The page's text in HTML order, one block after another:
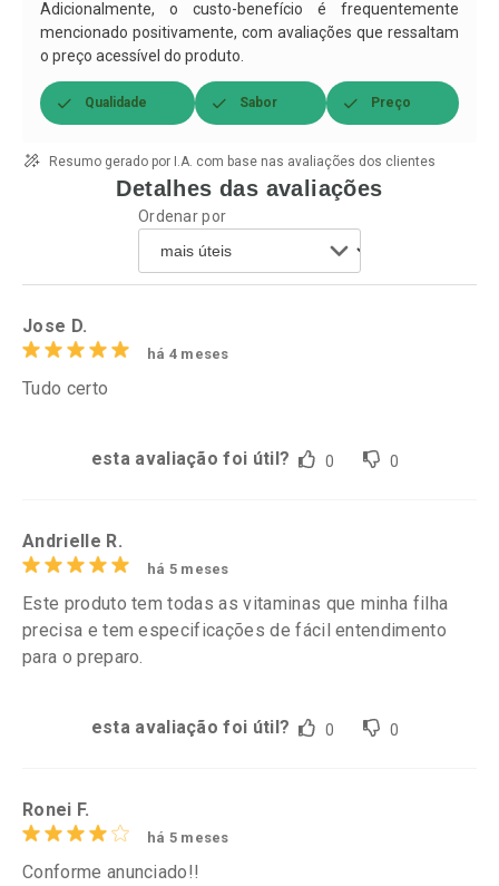
Adicionalmente, o custo-benefício é frequentemente
mencionado positivamente, com avaliações que ressaltam
o preço acessível do produto.
Qualidade Sabor Preço
Resumo gerado por I.A. com base nas avaliações dos clientes
Detalhes das avaliações
Ordenar por
Jose D.
há 4 meses
Tudo certo
esta avaliação foi útil? 0 0
Andrielle R.
há 5 meses
Este produto tem todas as vitaminas que minha filha
precisa e tem especificações de fácil entendimento
para o preparo.
esta avaliação foi útil? 0 0
Ronei F.
há 5 meses
Conforme anunciado!!